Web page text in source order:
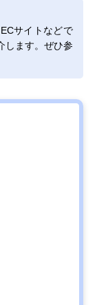
サイトなどで
します。ぜひ参